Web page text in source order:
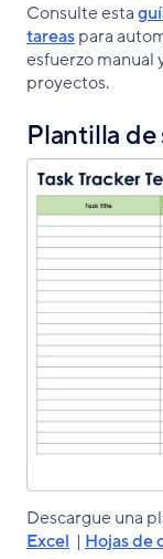
Consulte esta
tareaspara
esfuerzo
proyectos.
Plantilla
Descargue una
Excel | Hojas de